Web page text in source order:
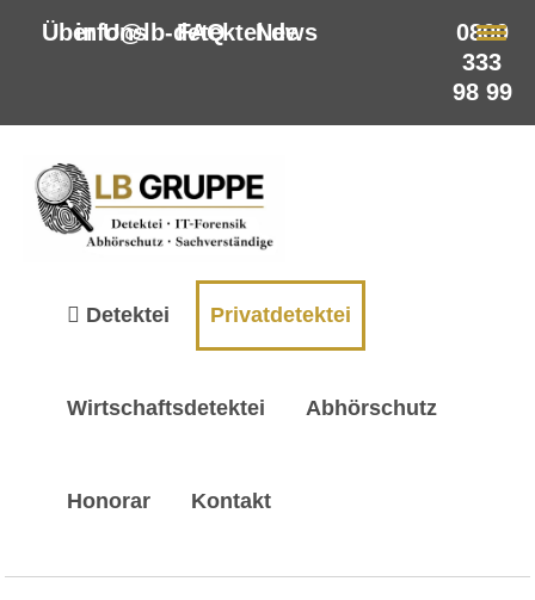
Über Uns FAQ News
info@lb-detektei.de
0800
333
98 99
Detektei Privatdetektei
Wirtschaftsdetektei Abhörschutz
Honorar Kontakt